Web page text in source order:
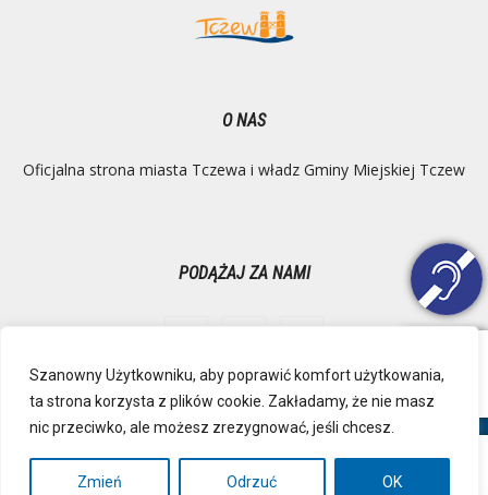
Szanowny Użytkowniku, aby poprawić komfort użytkowania,
ta strona korzysta z plików cookie. Zakładamy, że nie masz
nic przeciwko, ale możesz zrezygnować, jeśli chcesz.
Zmień Odrzuć OK
O NAS
Oficjalna strona miasta Tczewa i władz Gminy Miejskiej Tczew
PODĄŻAJ ZA NAMI
Ochrona danych osobowych
Inspektor Danych Osobowych
Polityka Prywatności
Deklaracja dostępności
RSS
Kontakt